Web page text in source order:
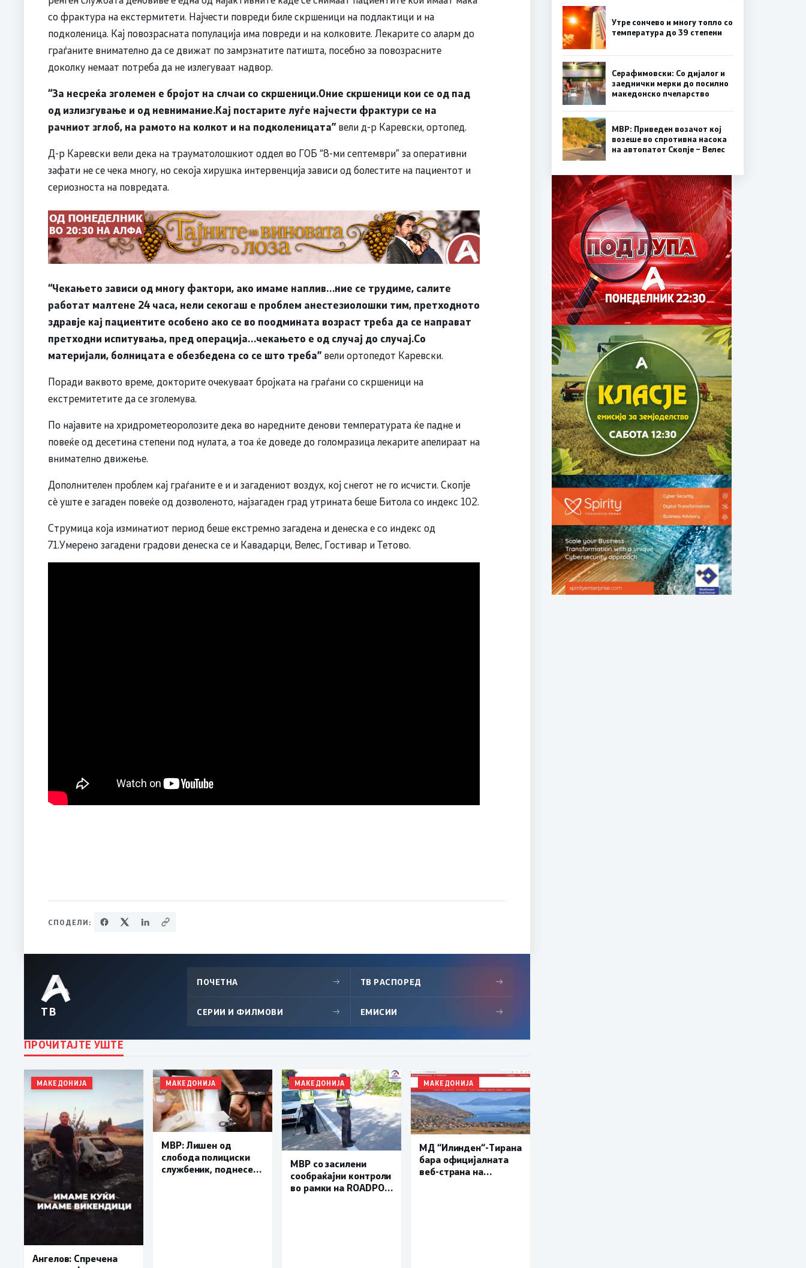
со фрактура на екстермитети. Најчести повреди биле скршеници на подлактици и на
подколеница. Кај повозрасната популација има повреди и на колковите. Лекарите со аларм до
граѓаните внимателно да се движат по замрзнатите патишта, посебно за повозрасните
доколку немаат потреба да не излегуваат надвор.
“За несреќа зголемен е бројот на слчаи со скршеници.Оние скршеници кои се од пад
од излизгување и од невнимание.Кај постарите луѓе најчести фрактури се на
рачниот зглоб, на рамото на колкот и на подколеницата”вели д-р Каревски, ортопед.
Д-р Каревски вели дека на трауматолошкиот оддел во ГОБ “8-ми септември” за оперативни
зафати не се чека многу, но секоја хирушка интервенција зависи од болестите на пациентот и
сериозноста на повредата.
“Чекањето зависи од многу фактори, ако имаме наплив…ние се трудиме, салите
работат малтене 24 часа, нели секогаш е проблем анестезиолошки тим, претходното
здравје кај пациентите особено ако се во поодмината возраст треба да се направат
претходни испитувања, пред операција…чекањето е од случај до случај.Со
материјали, болницата е обезбедена со се што треба”вели ортопедот Каревски.
Поради ваквото време, докторите очекуваат бројката на граѓани со скршеници на
екстремитетите да се зголемува.
По најавите на хридрометеоролозите дека во наредните денови температурата ќе падне и
повеќе од десетина степени под нулата, а тоа ќе доведе до голомразица лекарите апелираат на
внимателно движење.
Дополнителен проблем кај граѓаните е и и загадениот воздух, кој снегот не го исчисти. Скопје
сѐ уште е загаден повеќе од дозволеното, најзагаден град утрината беше Битола со индекс 102.
Струмица која изминатиот период беше екстремно загадена и денеска е со индекс од
71.Умерено загадени градови денеска се и Кавадарци, Велес, Гостивар и Тетово.
СПОДЕЛИ:
ТВ
ПОЧЕТНА → ТВ РАСПОРЕД →
СЕРИИ И ФИЛМОВИ → ЕМИСИИ →
ПРОЧИТАЈТЕ УШТЕ
МАКЕДОНИЈА
Ангелов: Спречена
МАКЕДОНИЈА
МВР: Лишен од
слобода полициски
службеник, поднесена
МАКЕДОНИЈА
МВР со засилени
сообраќајни контроли
во рамки на ROADPOL:
МАКЕДОНИЈА
МД “Илинден“-Тирана
бара официјалната
веб-страна на
Утре сончево и многу топло со
температура до 39 степени
Серафимовски: Со дијалог и
заеднички мерки до посилно
македонско пчеларство
МВР: Приведен возачот кој
возеше во спротивна насока
на автопатот Скопје – Велес